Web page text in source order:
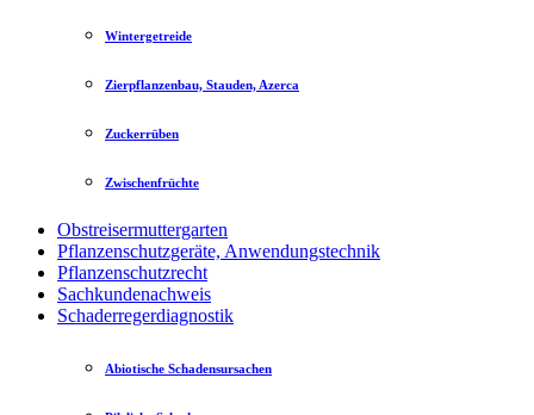
Wintergetreide
Zierpflanzenbau, Stauden, Azerca
Zuckerrüben
Zwischenfrüchte
Obstreisermuttergarten
Pflanzenschutzgeräte, Anwendungstechnik
Pflanzenschutzrecht
Sachkundenachweis
Schaderregerdiagnostik
Abiotische Schadensursachen